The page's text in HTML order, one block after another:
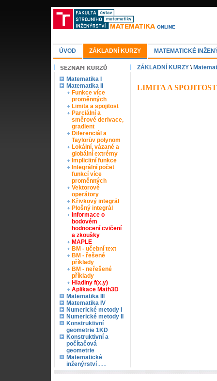
ÚVOD ZÁKLADNÍ KURZY MATEMATICKÉ
Matematika I
Matematika II
Funkce více
proměnných
Limita a spojitost
Parciální a
směrové derivace,
gradient
Diferenciál a
Taylorův polynom
Lokální, vázané a
globální extrémy
Implicitní funkce
Integrální počet
funkcí více
proměnných
Vektorové
operátory
Křivkový integrál
Plošný integrál
Informace o
bodovém
hodnocení cvičení
a zkoušky
MAPLE
BM - učební text
BM - řešené
příklady
BM - neřešené
příklady
Hladiny f(x,y)
Aplikace Math3D
Matematika III
Matematika IV
Numerické metody I
Numerické metody II
Konstruktivní
geometrie 1KD
Konstruktivní a
počítačová
geometrie
Matematické
inženýrství . . .
ZÁKLADNÍ KURZY\
LIMITA A